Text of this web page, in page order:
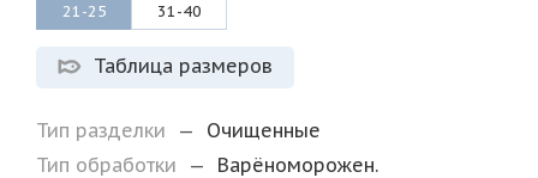
21-25 31-40
Таблица размеров
Тип разделки —
Очищенные
Тип обработки
—
Варёноморожен.